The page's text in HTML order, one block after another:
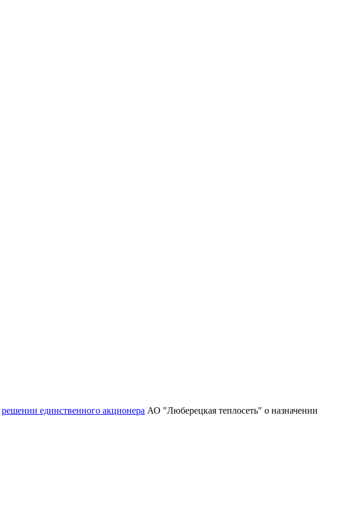
решении единственного акционера АО "Люберецкая теплосеть" о назначении